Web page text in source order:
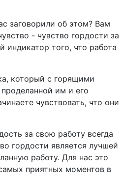
заговорили об этом? Вам
- чувство гордости за
индикатор того, что работа
который с горящими
им и его
чувствовать, что они
за свою работу всегда
гордости является лучшей
работу. Для нас это
приятных моментов в